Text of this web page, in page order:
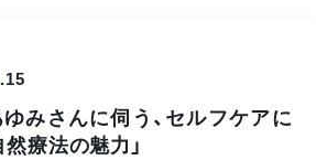
みさんに伺う、セルフケアに
療法の魅力」